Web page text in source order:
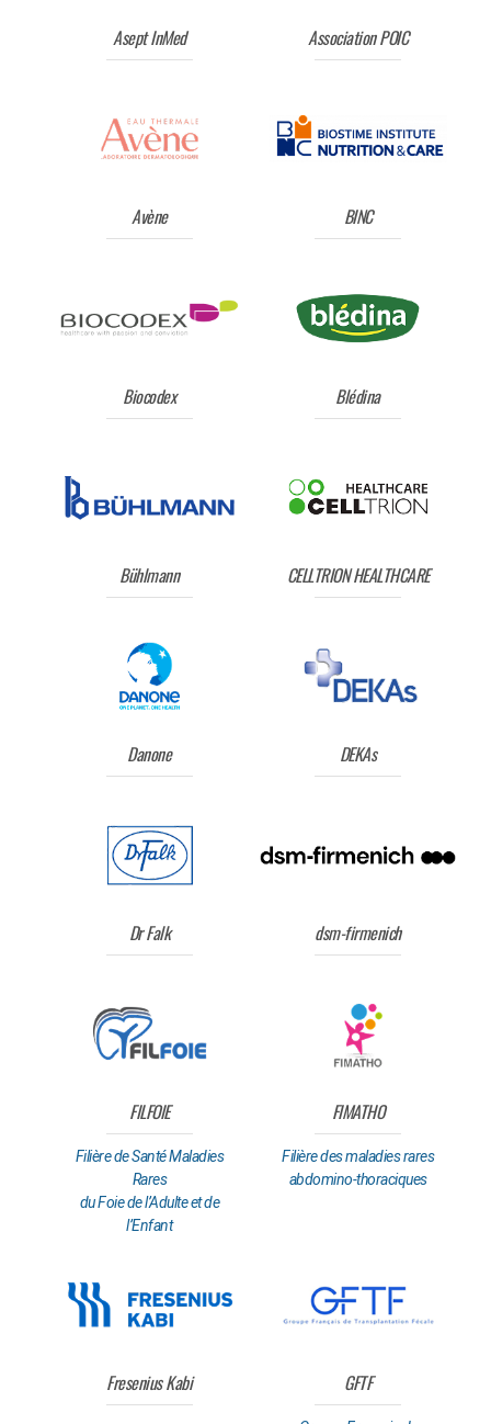
Asept InMed Association POIC
Avène BINC
Biocodex Blédina
Bühlmann CELLTRION HEALTHCARE
Danone DEKAs
Dr Falk dsm-firmenich
FILFOIE
Filière de Santé Maladies
Rares
du Foie de l’Adulte et de
l’Enfant
FIMATHO
Filière des maladies rares
abdomino-thoraciques
Fresenius Kabi GFTF